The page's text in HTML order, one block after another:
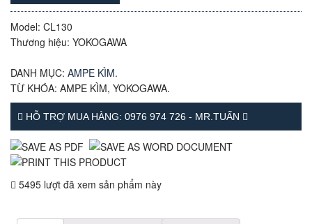
Model: CL130
Thương hiệu: YOKOGAWA
DANH MỤC: AMPE KÌM.
TỪ KHÓA: AMPE KÌM, YOKOGAWA.
HỖ TRỢ MUA HÀNG: 0976 974 726 - MR.TUẤN
5495 lượt đã xem sản phẩm này